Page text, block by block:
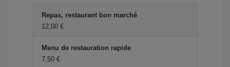
Repas, restaurant bon marché
12,00 €
Menu de restauration rapide
7,50 €